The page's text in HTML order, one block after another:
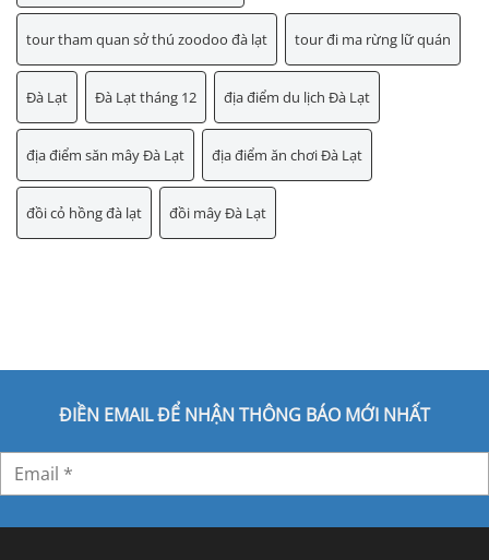
tour tham quan sở thú zoodoo đà lạt tour đi ma rừng lữ quán
Đà Lạt Đà Lạt tháng 12 địa điểm du lịch Đà Lạt
địa điểm săn mây Đà Lạt địa điểm ăn chơi Đà Lạt
đồi cỏ hồng đà lạt đồi mây Đà Lạt
ĐIỀN EMAIL ĐỂ NHẬN THÔNG BÁO MỚI NHẤT